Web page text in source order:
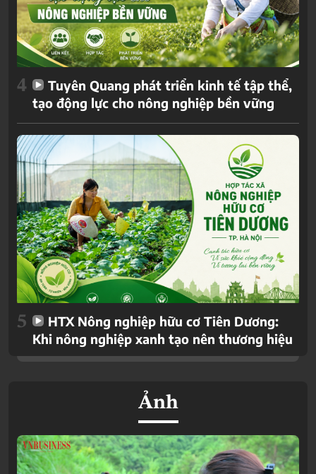
4
Tuyên Quang phát triển kinh tế tập thể,
tạo động lực cho nông nghiệp bền vững
5
HTX Nông nghiệp hữu cơ Tiên Dương:
Khi nông nghiệp xanh tạo nên thương hiệu
Ảnh